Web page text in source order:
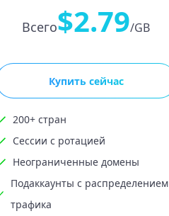
Всего$2.79/GB
Купить сейчас
200+ стран
Сессии с ротацией
Неограниченные домены
Подаккаунты с распределением
трафика